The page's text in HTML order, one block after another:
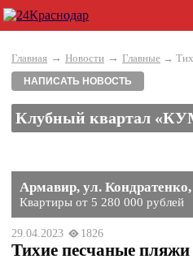
Главная → Новости → Главные →
НАПИСАТЬ НОВОСТЬ
Клубный квартал
Армавир, ул. Кондратенко,
Квартиры от 5 280 000 рублей
29.04.2023 1826
Тихие песчаные пляжи